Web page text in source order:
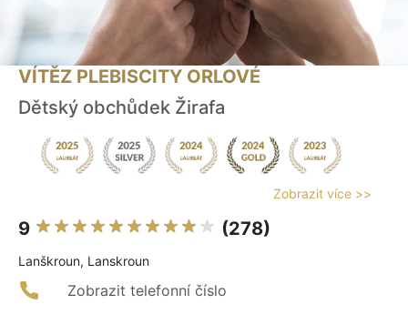
VÍTĚZ PLEBISCITY ORLOVÉ
Dětský obchůdek Žirafa
Zobrazit více >>
9 (278)
Lanškroun, Lanskroun
Zobrazit telefonní číslo